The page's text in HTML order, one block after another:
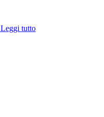
Leggi tutto